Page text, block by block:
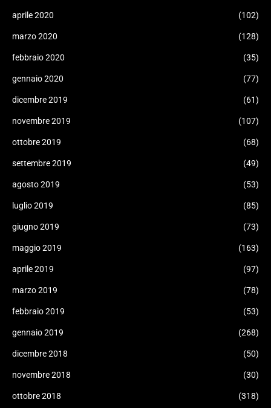
aprile 2020 (102)
marzo 2020 (128)
febbraio 2020 (35)
gennaio 2020 (77)
dicembre 2019 (61)
novembre 2019 (107)
ottobre 2019 (68)
settembre 2019 (49)
agosto 2019 (53)
luglio 2019 (85)
giugno 2019 (73)
maggio 2019 (163)
aprile 2019 (97)
marzo 2019 (78)
febbraio 2019 (53)
gennaio 2019 (268)
dicembre 2018 (50)
novembre 2018 (30)
ottobre 2018 (318)